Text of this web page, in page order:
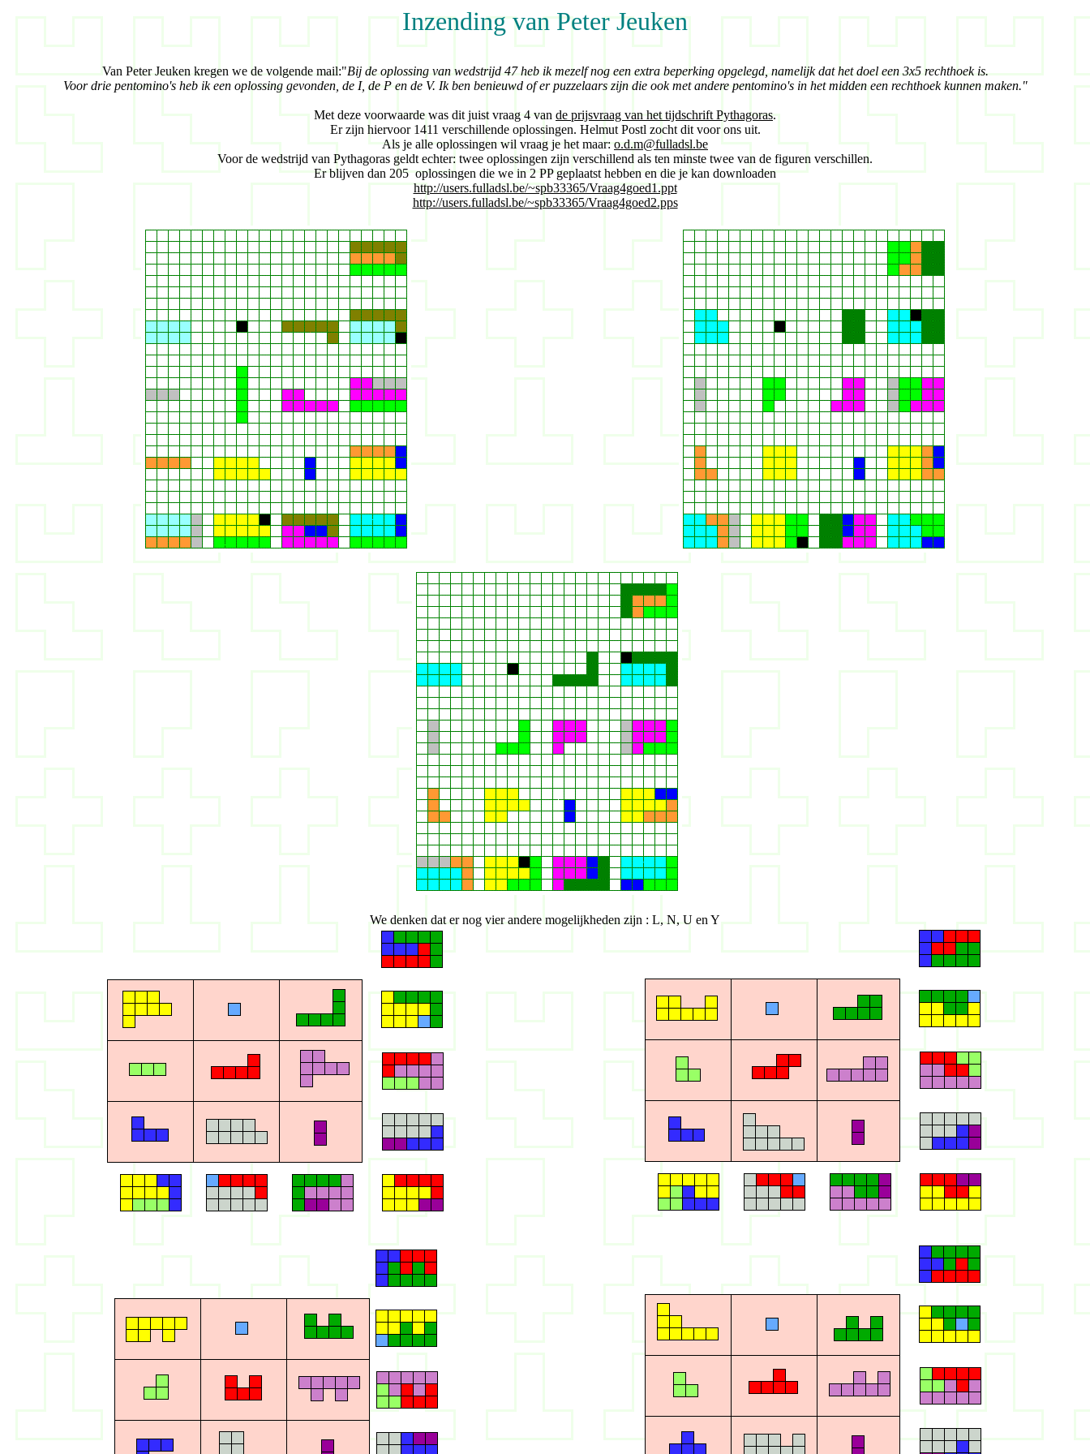
Inzending van Peter Jeuken
Van Peter Jeuken kregen we de volgende mail:"Bij de oplossing van wedstrijd 47 heb ik mezelf nog een extra beperking opgelegd, namelijk dat het doel een 3x5 rechthoek is.
Voor drie pentomino's heb ik een oplossing gevonden, de I, de P en de V. Ik ben benieuwd of er puzzelaars zijn die ook met andere pentomino's in het midden een rechthoek kunnen maken."
Met deze voorwaarde was dit juist vraag 4 van de prijsvraag van het tijdschrift Pythagoras.
Er zijn hiervoor 1411 verschillende oplossingen. Helmut Postl zocht dit voor ons uit.
Als je alle oplossingen wil vraag je het maar: o.d.m@fulladsl.be
Voor de wedstrijd van Pythagoras geldt echter: twee oplossingen zijn verschillend als ten minste twee van de figuren verschillen.
Er blijven dan 205 oplossingen die we in 2 PP geplaatst hebben en die je kan downloaden
http://users.fulladsl.be/~spb33365/Vraag4goed1.ppt
http://users.fulladsl.be/~spb33365/Vraag4goed2.pps
We denken dat er nog vier andere mogelijkheden zijn : L, N, U en Y